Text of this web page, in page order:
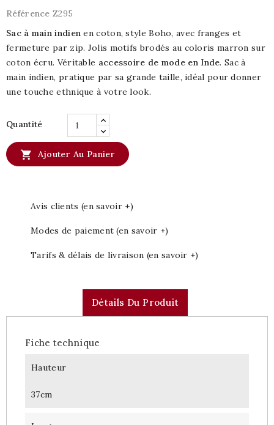
Référence Z295
Sac à main indien en coton, style Boho, avec franges et
fermeture par zip. Jolis motifs brodés au coloris marron sur
coton écru. Véritable accessoire de mode en Inde. Sac à
main indien, pratique par sa grande taille, idéal pour donner
une touche ethnique à votre look.
Quantité
 Ajouter Au Panier
Avis clients (en savoir +)
Modes de paiement (en savoir +)
Tarifs & délais de livraison (en savoir +)
Détails Du Produit
Fiche technique
Hauteur
37cm